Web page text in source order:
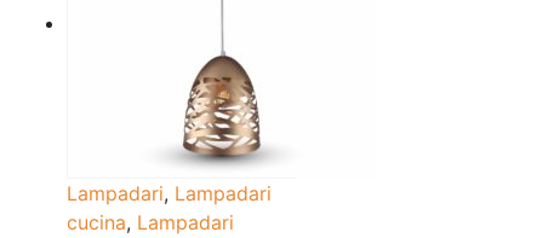
Lampadari, Lampadari
cucina, Lampadari